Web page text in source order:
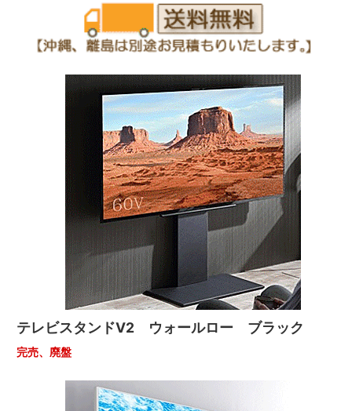
テレビスタンドV2 ウォールロー ブラック
完売、廃盤